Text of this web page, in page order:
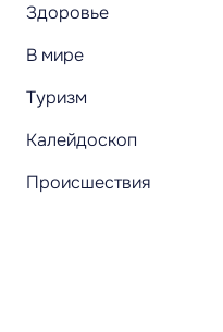
Здоровье
В мире
Туризм
Калейдоскоп
Происшествия